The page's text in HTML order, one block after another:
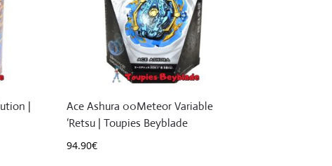
|
Ace Ashura 00Meteor Variable
‘Retsu | Toupies Beyblade
94.90€